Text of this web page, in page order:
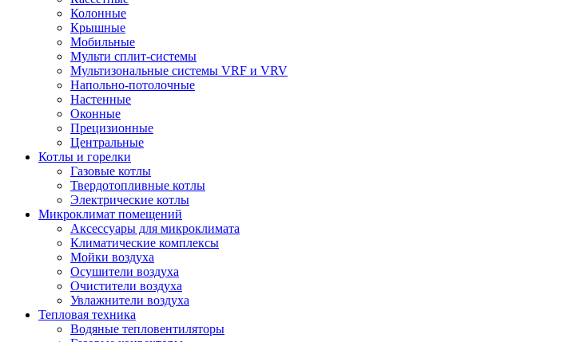
Колонные
Крышные
Мобильные
Мульти сплит-системы
Мультизональные системы VRF и VRV
Напольно-потолочные
Настенные
Оконные
Прецизионные
Центральные
Котлы и горелки
Газовые котлы
Твердотопливные котлы
Электрические котлы
Микроклимат помещений
Аксессуары для микроклимата
Климатические комплексы
Мойки воздуха
Осушители воздуха
Очистители воздуха
Увлажнители воздуха
Тепловая техника
Водяные тепловентиляторы